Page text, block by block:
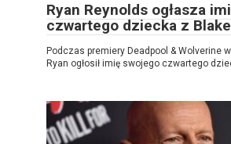
Ryan Reynolds ogłasza
czwartego dziecka z
Podczas premiery Deadpool & Wolverine
Ryan ogłosił imię swojego czwartego